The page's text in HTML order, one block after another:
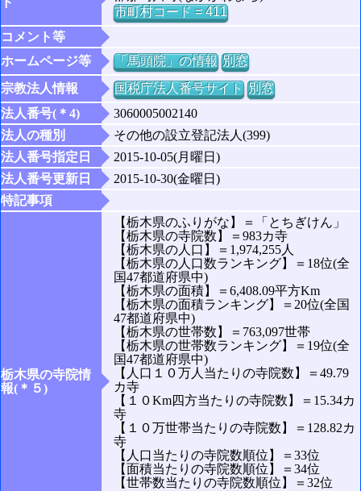
市町村コード = 411
コメント等
ホームページ等
「馬頭院」の情報 別窓
宗教法人情報
国税庁法人番号サイト 別窓
法人番号(＊4)
3060005002140
法人の種別
その他の設立登記法人(399)
法人番号指定日
2015-10-05(月曜日)
法人番号更新日
2015-10-30(金曜日)
特記事項
栃木県の寺院情
報(＊５)
【栃木県のふりがな】＝「とちぎけん」
【栃木県の寺院数】＝983カ寺
【栃木県の人口】＝1,974,255人
【栃木県の人口数ランキング】＝18位(全
国47都道府県中)
【栃木県の面積】＝6,408.09平方Km
【栃木県の面積ランキング】＝20位(全国
47都道府県中)
【栃木県の世帯数】＝763,097世帯
【栃木県の世帯数ランキング】＝19位(全
国47都道府県中)
【人口１０万人当たりの寺院数】＝49.79
カ寺
【１０Km四方当たりの寺院数】＝15.34カ
寺
【１０万世帯当たりの寺院数】＝128.82カ
寺
【人口当たりの寺院数順位】＝33位
【面積当たりの寺院数順位】＝34位
【世帯数当たりの寺院数順位】＝32位